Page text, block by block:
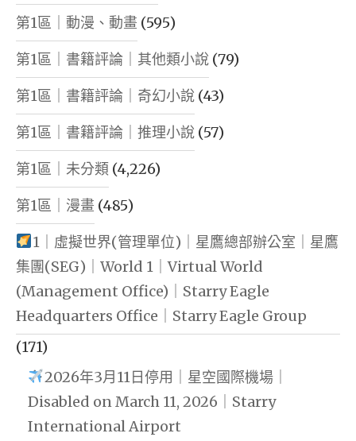
第1區｜動漫、動畫 (595)
第1區｜書籍評論｜其他類小說 (79)
第1區｜書籍評論｜奇幻小說 (43)
第1區｜書籍評論｜推理小說 (57)
第1區｜未分類 (4,226)
第1區｜漫畫 (485)
1｜虛擬世界(管理單位)｜星鷹總部辦公室｜星鷹
集團(SEG)｜World 1｜Virtual World
(Management Office)｜Starry Eagle
Headquarters Office｜Starry Eagle Group
(171)
2026年3月11日停用｜星空國際機場｜
Disabled on March 11, 2026｜Starry
International Airport